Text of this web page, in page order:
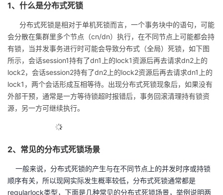
1、什么是分布式死锁
分布式死锁是相对于单机死锁而言，一个事务块中的语句，可能
会分散在集群里多个节点（cn/dn）执行，在不同节点上可能都会持
有锁，当并发事务进行时可能会导致分布式（全局）死锁，如下图
所示，会话session1持有了dn1上的lock1资源后再去请求dn2上的
lock2，会话session2持有了dn2上的lock2资源后再去请求dn1上的
lock1，两个会话形成互相等待。出现分布式死锁现象后，如果没有
外部干预，通常是一方等待锁超时报错后，事务回滚清理持有锁资
源，另一方可继续执行。
2、常见的分布式死锁场景
一般来说，分布式死锁的产生与在不同节点上的并发时序或持锁
顺序有关，所以现网实际发生概率较低，分布式死锁通常都是
regularlock类型，下面是几种常见的分布式死锁场景，举例说明两